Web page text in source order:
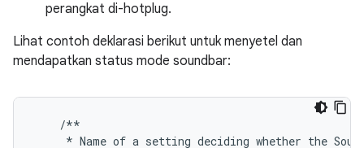
perangkat di-hotplug.
Lihat contoh deklarasi berikut untuk menyetel dan
mendapatkan status mode soundbar:
/**
* Name of a setting deciding whether the